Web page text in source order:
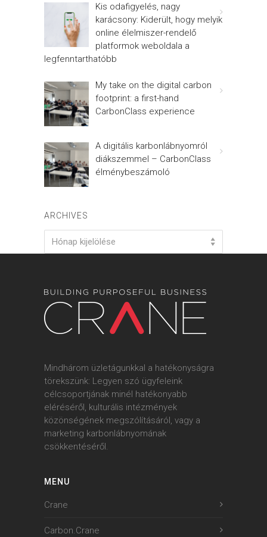
Kis odafigyelés, nagy
karácsony: Kiderült, hogy melyik
online élelmiszer-rendelő
platformok weboldala a
legfenntarthatóbb
My take on the digital carbon
footprint: a first-hand
CarbonClass experience
A digitális karbonlábnyomról
diákszemmel – CarbonClass
élménybeszámoló
ARCHIVES
Hónap kijelölése
Mindhárom üzletágunkkal a hatékonyságra
törekszünk: Legyen szó ügyfeleink
célcsoportjának minél hatékonyabb
eléréséről, kulturális intézmények
közönségének megszólításáról, vagy a
marketing karbonlábnyomának
csökkentéséről.
MENU
Crane
Carbon.Crane